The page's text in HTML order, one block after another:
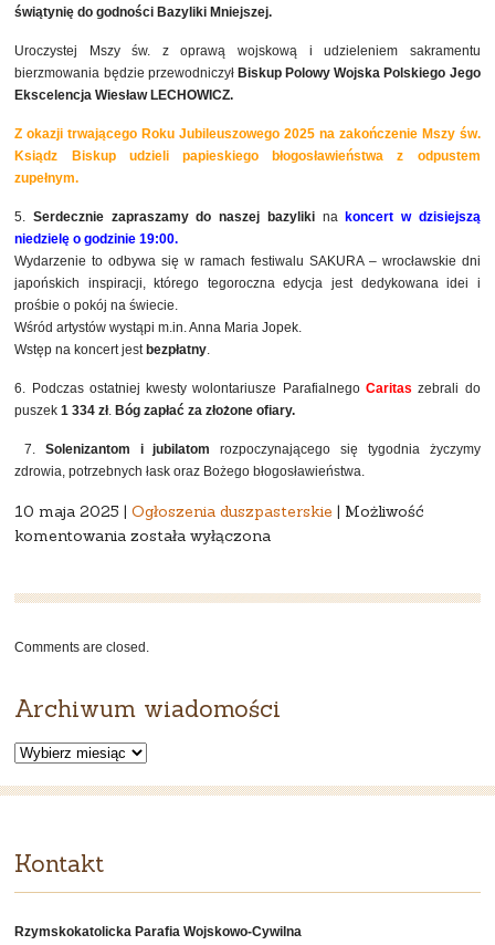
świątynię do godności Bazyliki Mniejszej.
Uroczystej Mszy św. z oprawą wojskową i udzieleniem sakramentu
bierzmowania będzie przewodniczył Biskup Polowy Wojska Polskiego Jego
Ekscelencja Wiesław LECHOWICZ.
Z okazji trwającego Roku Jubileuszowego 2025 na zakończenie Mszy św.
Ksiądz Biskup udzieli papieskiego błogosławieństwa z odpustem
zupełnym.
5.Serdecznie zapraszamy do naszej bazylikina koncert w dzisiejszą
niedzielę o godzinie 19:00.
Wydarzenie to odbywa się w ramach festiwalu SAKURA – wrocławskie dni
japońskich inspiracji, którego tegoroczna edycja jest dedykowana idei i
prośbie o pokój na świecie.
Wśród artystów wystąpi m.in. Anna Maria Jopek.
Wstęp na koncert jestbezpłatny.
6. Podczas ostatniej kwesty wolontariusze ParafialnegoCaritas zebrali do
puszek1 334 zł. Bóg zapłać za złożone ofiary.
7. Solenizantom i jubilatomrozpoczynającego się tygodnia życzymy
zdrowia, potrzebnych łask oraz Bożego błogosławieństwa.
10 maja 2025 |Ogłoszenia duszpasterskie | Możliwość
komentowaniaIV
–
PASTERZA
11
2025
została wyłączona
Comments are closed.
Archiwum wiadomości
Archiwum
wiadomości
Kontakt
Rzymskokatolicka Parafia Wojskowo-Cywilna